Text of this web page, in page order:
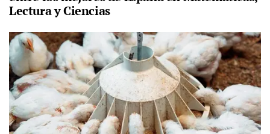
Lectura y Ciencias